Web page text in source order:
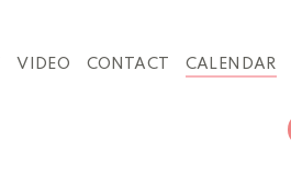
VIDEO CONTACT CALENDAR